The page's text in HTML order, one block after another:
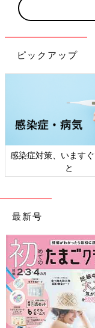
ピックアップ
感染症対策、います
と
最新号